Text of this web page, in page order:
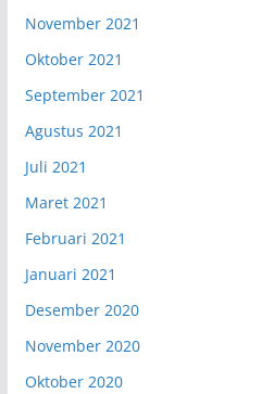
November 2021
Oktober 2021
September 2021
Agustus 2021
Juli 2021
Maret 2021
Februari 2021
Januari 2021
Desember 2020
November 2020
Oktober 2020